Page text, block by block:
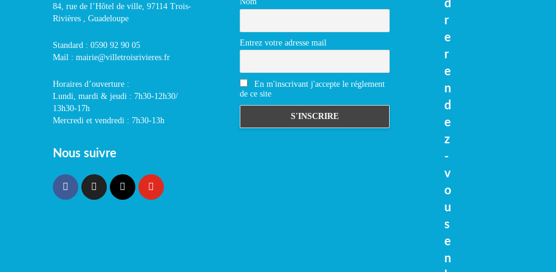
84, rue de l’Hôtel de ville, 97114 Trois-
Rivières , Guadeloupe
Standard : 0590 92 90 05
Mail : mairie@villetroisrivieres.fr
Horaires d’ouverture :
Lundi, mardi & jeudi : 7h30-12h30/
13h30-17h
Mercredi et vendredi : 7h30-13h
Nous suivre
Entrez votre adresse mail
En m'inscrivant j'accepte le réglement
de ce site
d
r
e
r
e
n
d
e
z
-
v
o
u
s
e
n